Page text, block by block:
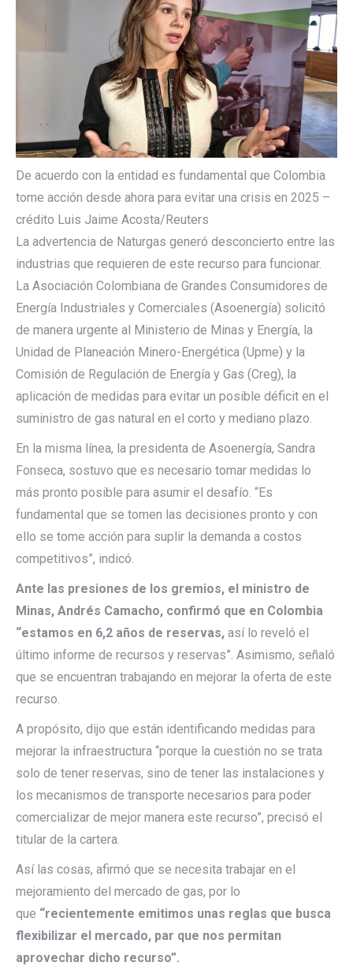
De acuerdo con la entidad es fundamental que Colombia
tome acción desde ahora para evitar una crisis en 2025 –
crédito Luis Jaime Acosta/Reuters
La advertencia de Naturgas generó desconcierto entre las
industrias que requieren de este recurso para funcionar.
La Asociación Colombiana de Grandes Consumidores de
Energía Industriales y Comerciales (Asoenergía) solicitó
de manera urgente al Ministerio de Minas y Energía, la
Unidad de Planeación Minero-Energética (Upme) y la
Comisión de Regulación de Energía y Gas (Creg), la
aplicación de medidas para evitar un posible déficit en el
suministro de gas natural en el corto y mediano plazo.
En la misma línea, la presidenta de Asoenergía, Sandra
Fonseca, sostuvo que es necesario tomar medidas lo
más pronto posible para asumir el desafío. “Es
fundamental que se tomen las decisiones pronto y con
ello se tome acción para suplir la demanda a costos
competitivos”, indicó.
Ante las presiones de los gremios, el ministro de
Minas, Andrés Camacho, confirmó que en Colombia
“estamos en 6,2 años de reservas, así lo reveló el
último informe de recursos y reservas”. Asimismo, señaló
que se encuentran trabajando en mejorar la oferta de este
recurso.
A propósito, dijo que están identificando medidas para
mejorar la infraestructura “porque la cuestión no se trata
solo de tener reservas, sino de tener las instalaciones y
los mecanismos de transporte necesarios para poder
comercializar de mejor manera este recurso”, precisó el
titular de la cartera.
Así las cosas, afirmó que se necesita trabajar en el
mejoramiento del mercado de gas, por lo
que “recientemente emitimos unas reglas que busca
flexibilizar el mercado, par que nos permitan
aprovechar dicho recurso”.